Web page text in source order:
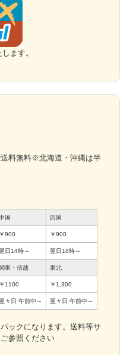
ます。
料無料※北海道・沖縄は半
国 四国
￥900 ￥900
日14時～ 翌日18時～
関東・信越 東北
￥1100 ￥1,300
々日 午前中～ 翌々日 午前中～
ックになります。送料等サ
参照ください